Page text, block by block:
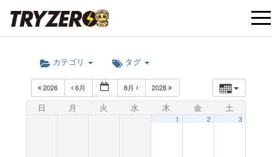
t
カテゴリ タグ
2026 6月 8月 2028
日 月 火 水 木 金 土
1 2 3